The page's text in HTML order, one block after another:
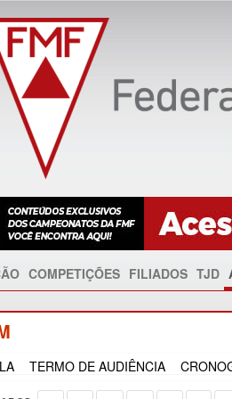
COMPETIÇÕES FILIADOS TJD
TERMO DE AUDIÊNCIA